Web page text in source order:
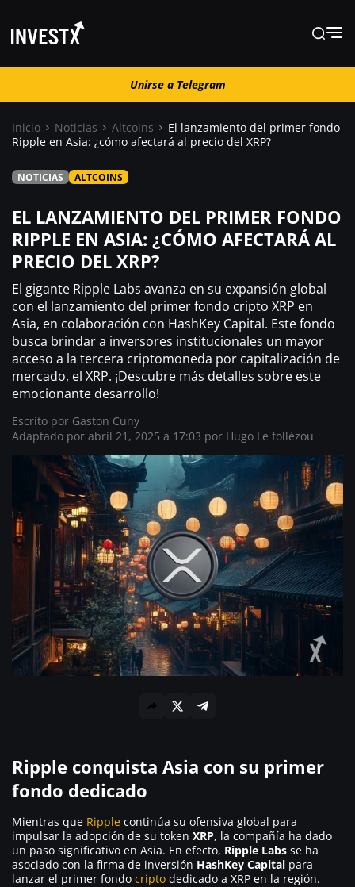
Unirse a Telegram
Guías
Trading
¿ Dónde comprar ?
Unirse a Telegram
Inicio Noticias Altcoins
El lanzamiento del primer fondo
Ripple en Asia: ¿cómo afectará al precio del XRP?
NOTICIAS ALTCOINS
EL LANZAMIENTO DEL PRIMER FONDO
RIPPLE EN ASIA: ¿CÓMO AFECTARÁ AL
PRECIO DEL XRP?
El gigante Ripple Labs avanza en su expansión global
con el lanzamiento del primer fondo cripto XRP en
Asia, en colaboración con HashKey Capital. Este fondo
busca brindar a inversores institucionales un mayor
acceso a la tercera criptomoneda por capitalización de
mercado, el XRP. ¡Descubre más detalles sobre este
emocionante desarrollo!
Escrito por Gaston Cuny
Adaptado por abril 21, 2025 a 17:03 por Hugo Le follézou
Ripple conquista Asia con su primer
fondo dedicado
Mientras que Ripple continúa su ofensiva global para
impulsar la adopción de su token XRP, la compañía ha dado
un paso significativo en Asia. En efecto, Ripple Labs se ha
asociado con la firma de inversión HashKey Capital para
lanzar el primer fondo cripto dedicado a XRP en la región.